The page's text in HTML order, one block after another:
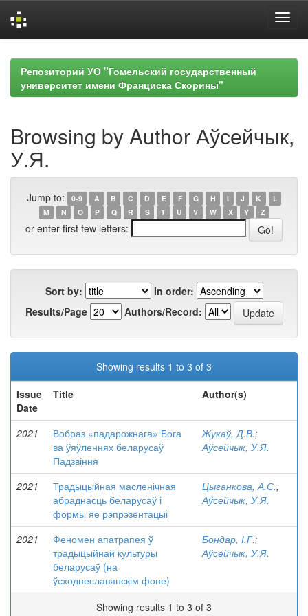
navigationРепозиторий УО "Гомельский государственный
университет имени Франциска Скорины"
Browsing by Author Аўсейчык,
У.Я.
Jump to: 0-9 A B C D E F G H I J K
L
M
N O P Q R S T U V W X Y Z
or enter first few letters:
Sort by:
In order:
Results/Page
Authors/Record:
Showing results 1 to 3 of 3
Issue
Date
Title Author(s)
2021
Вобраз «падарожнага» Бога
ва ўяўленнях беларусаў
Падзвіння
Жукаў, Д.В.;
Аўсейчык, У.Я.
2021
Традыцыйная масленічная
абраднасць беларусаў і
формы яе рэпрэзентацыі
Цыганкова, А.С.;
Аўсейчык, У.Я.
2021
Феномен апатрапея ў
традыцыйнай культуры
беларусаў (на
ўсходнеславянскім фоне)
Бондар, І.Г.;
Аўсейчык, У.Я.
Showing results 1 to 3 of 3